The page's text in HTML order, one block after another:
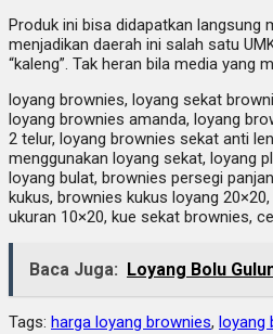
Produk ini bisa didapatkan langsung
menjadikan daerah ini salah satu
“kaleng”. Tak heran bila media yang
loyang brownies, loyang sekat
loyang brownies amanda, loyang
2 telur, loyang brownies sekat anti
menggunakan loyang sekat, loyang
loyang bulat, brownies persegi
kukus, brownies kukus loyang
ukuran 10×20, kue sekat brownies,
Baca Juga: Loyang Bolu
Tags: harga loyang brownies, loyang